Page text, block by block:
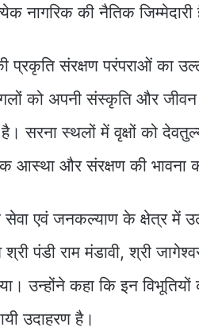
नागरिक की नैतिक जिम्मेदारी
प्रकृति संरक्षण परंपराओं का
को अपनी संस्कृति और जीवन
सरना स्थलों में वृक्षों को
आस्था और संरक्षण की भावना
एवं जनकल्याण के क्षेत्र में
पंडी राम मंडावी, श्री
उन्होंने कहा कि इन
उदाहरण है।